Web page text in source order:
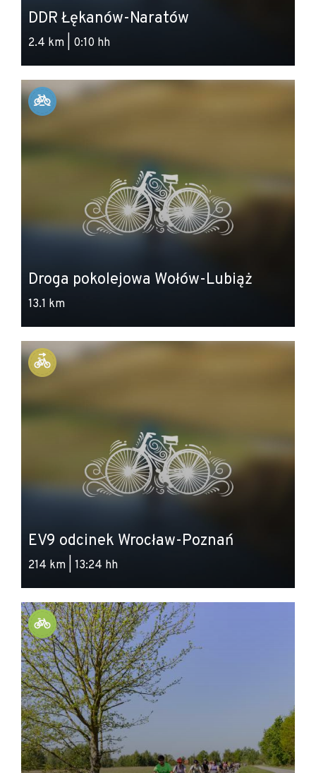
DDR Łękanów-Naratów
2.4 km | 0:10 hh
Droga pokolejowa Wołów-Lubiąż
13.1 km
EV9 odcinek Wrocław-Poznań
214 km | 13:24 hh